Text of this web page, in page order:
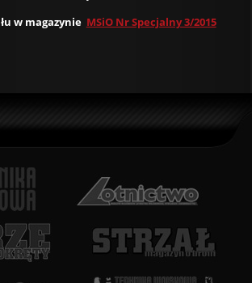
w magazynie MSiO Nr Specjalny 3/2015